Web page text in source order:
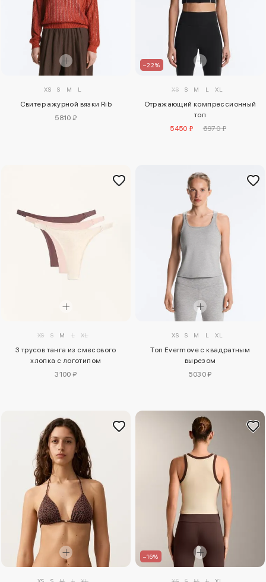
XS S M L
Свитер ажурной вязки Rib
5810 ₽
–22%
XS S M L XL
Отражающий компрессионный
топ
5450 ₽
6970 ₽
XS S M L XL
3 трусов танга из смесового
хлопка с логотипом
3100 ₽
XS S M L XL
Топ Evermove с квадратным
вырезом
5030 ₽
–16%